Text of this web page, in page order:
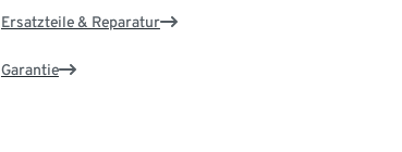
Ersatzteile & Reparatur
Garantie